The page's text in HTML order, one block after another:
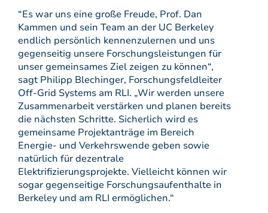
“Es war uns eine große Freude, Prof. Dan
Kammen und sein Team an der UC Berkeley
endlich persönlich kennenzulernen und uns
gegenseitig unsere Forschungsleistungen für
unser gemeinsames Ziel zeigen zu können“,
sagt Philipp Blechinger, Forschungsfeldleiter
Off-Grid Systems am RLI. „Wir werden unsere
Zusammenarbeit verstärken und planen bereits
die nächsten Schritte. Sicherlich wird es
gemeinsame Projektanträge im Bereich
Energie- und Verkehrswende geben sowie
natürlich für dezentrale
Elektrifizierungsprojekte. Vielleicht können wir
sogar gegenseitige Forschungsaufenthalte in
Berkeley und am RLI ermöglichen.“